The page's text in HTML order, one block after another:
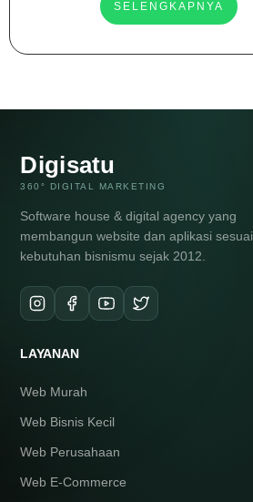
SELENGKAPNYA
Digisatu
360° DIGITAL MARKETING
Software house & digital agency yang
membangun website dan aplikasi sesuai
kebutuhan bisnismu sejak 2012.
LAYANAN
Web Murah
Web Bisnis Kecil
Web Perusahaan
Web E-Commerce